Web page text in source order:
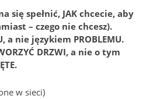
się spełnić, JAK chcecie, aby
– czego nie chcesz).
a nie językiem PROBLEMU.
DRZWI, a nie o tym
w sieci)